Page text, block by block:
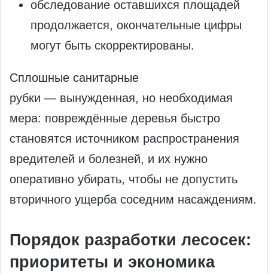
обследование оставшихся площадей
продолжается, окончательные цифры
могут быть скорректированы.
Сплошные санитарные
рубки — вынужденная, но необходимая
мера: повреждённые деревья быстро
становятся источником распространения
вредителей и болезней, и их нужно
оперативно убирать, чтобы не допустить
вторичного ущерба соседним насаждениям.
Порядок разработки лесосек:
приоритеты и экономика